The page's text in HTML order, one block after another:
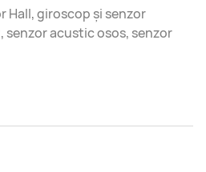
Hall, giroscop și senzor
acustic osos, senzor